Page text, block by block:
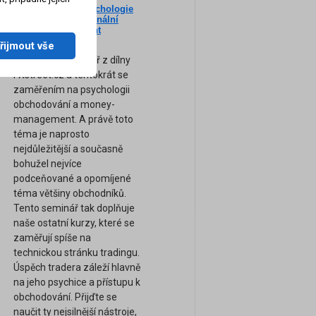
Nový seminář: Psychologie
tradingu a profesionální
Money-Management
(Záznam semináře)
Zcela nový seminář z dílny
FXstreet.cz a tentokrát se
zaměřením na psychologii
obchodování a money-
management. A právě toto
téma je naprosto
nejdůležitější a současně
bohužel nejvíce
podceňované a opomíjené
téma většiny obchodníků.
Tento seminář tak doplňuje
naše ostatní kurzy, které se
zaměřují spíše na
technickou stránku tradingu.
Úspěch tradera záleží hlavně
na jeho psychice a přístupu k
obchodování. Přijďte se
naučit ty nejsilnější nástroje,
vše